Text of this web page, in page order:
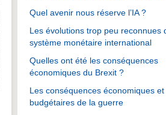
Quel avenir nous réserve l’IA ?
Les évolutions trop peu reconnues
système monétaire international
Quelles ont été les conséquences
économiques du Brexit ?
Les conséquences économiques et
budgétaires de la guerre